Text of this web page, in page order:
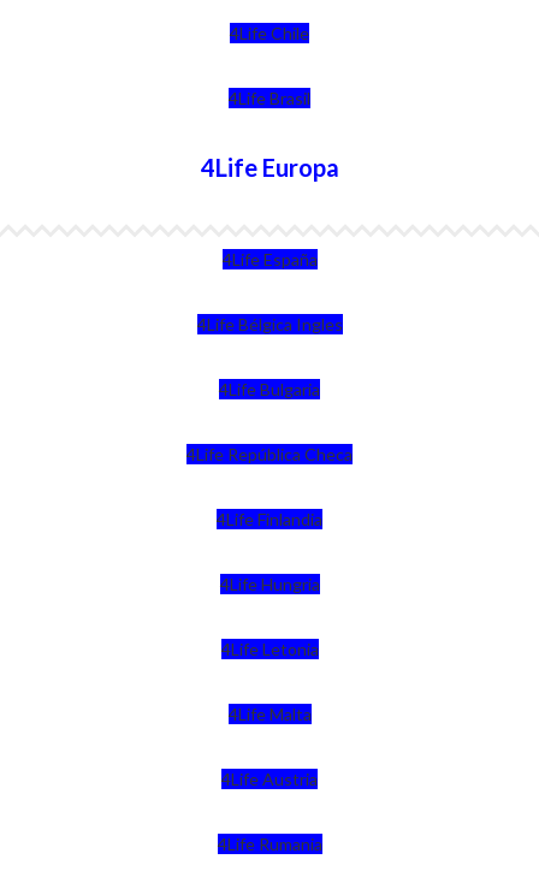
4Life Chile
4Life Brasil
4Life Europa
4Life España
4Life Bélgica Ingles
4Life Bulgaria
4Life República Checa
4Life Finlandia
4Life Hungria
4Life Letonia
4Life Malta
4Life Austria
4Life Rumania